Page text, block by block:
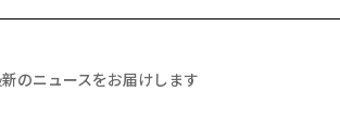
のニュースをお届けします